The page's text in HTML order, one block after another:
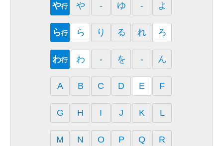
や行 や - ゆ - よ
ら行 ら り る れ ろ
わ行 わ - を - ん
A B C D E F
G H I J K L
M N O P Q R